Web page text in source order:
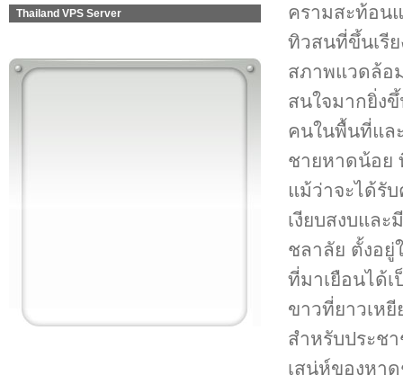
Thailand VPS Server
ครามสะท้อน
ทิวสนที่ขึ้นเรี
สภาพแวดล้อ
สนใจมากยิ่ง
คนในพื้นที่แล
ชายหาดน้อย
แม้ว่าจะได้รั
เงียบสงบแล
ชลาลัย ตั้งอยู่
ที่มาเยือนได้
ขาวที่ยาวเห
สำหรับประช
เสน่ห์ของหา